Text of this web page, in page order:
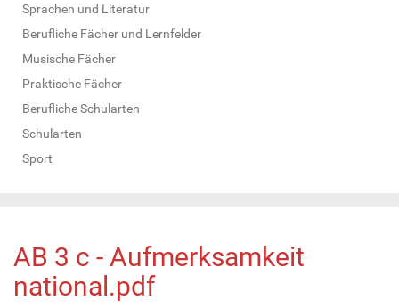
Sprachen und Literatur
Berufliche Fächer und Lernfelder
Musische Fächer
Praktische Fächer
Berufliche Schularten
Schularten
Sport
AB 3 c - Aufmerksamkeit
national.pdf